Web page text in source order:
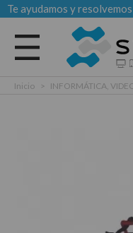
Te ayudamos y
Todas las categorias
Inicio > INFORMÁTICA,